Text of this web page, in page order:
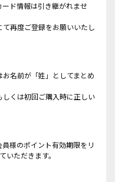
ド情報は引き継がれませ
再度ご登録をお願いいたし
名前が「姓」としてまとめ
くは初回ご購入時に正しい
様のポイント有効期限をリ
いただきます。